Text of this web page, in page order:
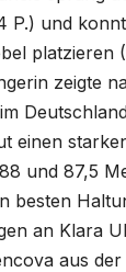
P.) und
platzieren
zeigte
einen
und 87,5
besten
an Klara
aus